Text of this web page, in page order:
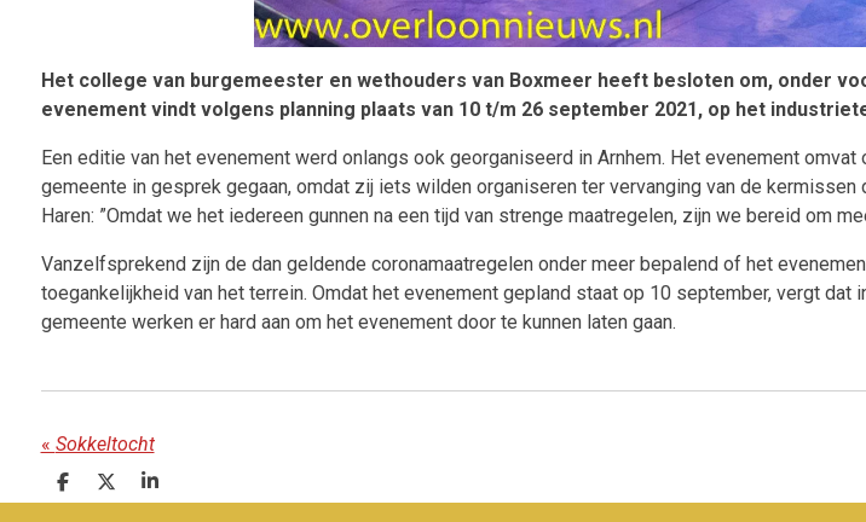
Het college van burgemeester en wethouders van Boxmeer heeft besloten om, onder
evenement vindt volgens planning plaats van 10 t/m 26 september 2021, op het
Een editie van het evenement werd onlangs ook georganiseerd in Arnhem. Het evenement
gemeente in gesprek gegaan, omdat zij iets wilden organiseren ter vervanging van de
Haren: ”Omdat we het iedereen gunnen na een tijd van strenge maatregelen, zijn we bereid om
Vanzelfsprekend zijn de dan geldende coronamaatregelen onder meer bepalend of het
toegankelijkheid van het terrein. Omdat het evenement gepland staat op 10 september, vergt
gemeente werken er hard aan om het evenement door te kunnen laten gaan.
« Sokkeltocht
D
e
D
e
S
h